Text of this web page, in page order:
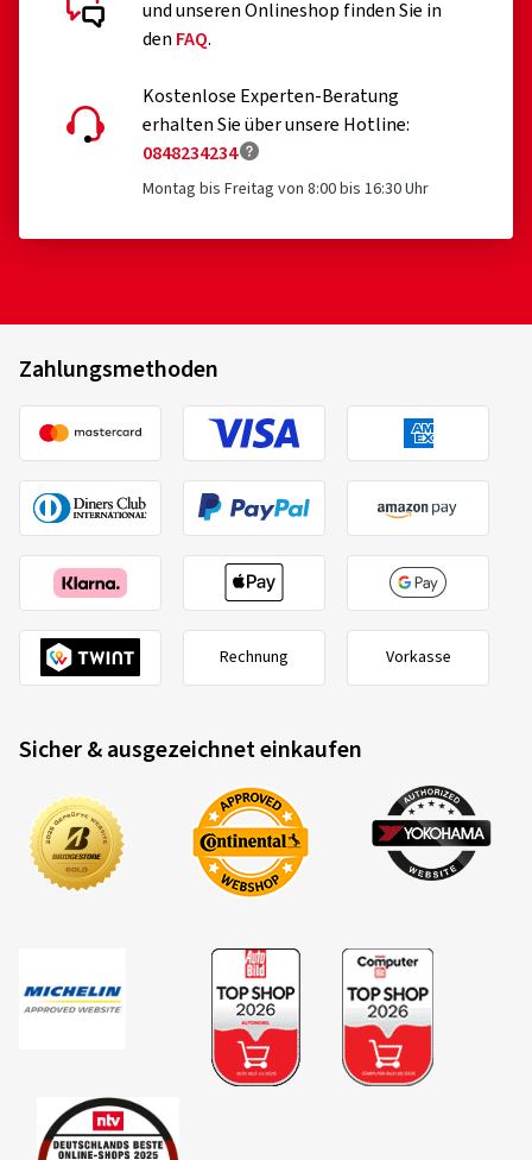
und unseren Onlineshop finden Sie in
den FAQ.
Kostenlose Experten-Beratung
erhalten Sie über unsere Hotline:
0848234234
Montag bis Freitag von 8:00 bis 16:30 Uhr
Zahlungsmethoden
Rechnung Vorkasse
Sicher & ausgezeichnet einkaufen